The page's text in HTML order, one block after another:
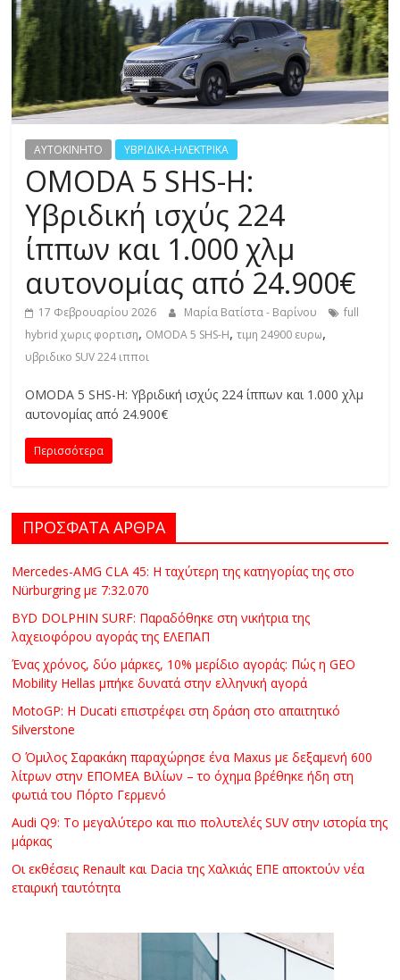
R
E
S
S
S
&
O
E
AYTOKINHTO ΥΒΡΙΔΙΚΑ-ΗΛΕΚΤΡΙΚΑ
OMODA 5 SHS-H:
Υβριδική ισχύς 224
ίππων και 1.000 χλμ
αυτονομίας από 24.900€
17 Φεβρουαρίου 2026 Μαρία Βατίστα - Βαρίνου
full
hybrid χωρις φορτιση, OMODA 5 SHS-H,τιμη 24900 ευρω,
υβριδικο SUV 224 ιπποι
OMODA 5 SHS-H: Υβριδική ισχύς 224 ίππων και 1.000 χλμ
αυτονομίας από 24.900€
Περισσότερα
ΠΡΟΣΦΑΤΑ ΑΡΘΡΑ
Mercedes-AMG CLA 45: Η ταχύτερη της κατηγορίας της στο
Nürburgring με 7:32.070
BYD DOLPHIN SURF: Παραδόθηκε στη νικήτρια της
λαχειοφόρου αγοράς της ΕΛΕΠΑΠ
Ένας χρόνος, δύο μάρκες, 10% μερίδιο αγοράς: Πώς η GEO
Mobility Hellas μπήκε δυνατά στην ελληνική αγορά
MotoGP: Η Ducati επιστρέφει στη δράση στο απαιτητικό
Silverstone
Ο Όμιλος Σαρακάκη παραχώρησε ένα Maxus με δεξαμενή 600
λίτρων στην ΕΠΟΜΕΑ Βιλίων – το όχημα βρέθηκε ήδη στη
φωτιά του Πόρτο Γερμενό
Audi Q9: Το μεγαλύτερο και πιο πολυτελές SUV στην ιστορία της
μάρκας
Οι εκθέσεις Renault και Dacia της Χαλκιάς ΕΠΕ αποκτούν νέα
εταιρική ταυτότητα